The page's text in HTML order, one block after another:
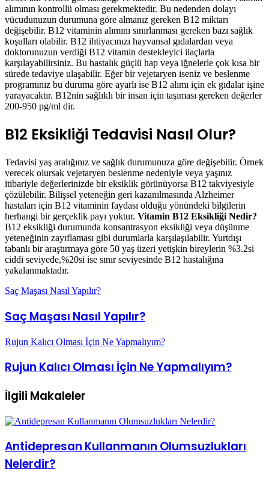
değişebilir. B12 vitaminin alımını sınırlanması gereken bazı sağlık
koşulları olabilir. B12 ihtiyacınızı hayvansal gıdalardan veya
doktorunuzun verdiği B12 vitamin destekleyici ilaçlarla
karşılayabilirsiniz. Bu hastalık güçlü hap veya iğnelerle çok kısa bir
sürede tedaviye ulaşabilir. Eğer bir vejetaryen iseniz ve beslenme
programınız bu duruma göre ayarlı ise B12 alımı için ek gıdalar işine
yarayacaktır. B12nin sağlıklı bir insan için taşıması gereken değerler
200-950 pg/ml dir.
B12 Eksikliği Tedavisi Nasıl Olur?
Tedavisi yaş aralığınız ve sağlık durumunuza göre değişebilir. Örnek
itibariyle değerlerinizde bir eksiklik görünüyorsa B12 takviyesiyle
çözülebilir. Bilişsel yeteneğin geri kazanılmasında Alzheimer
hastaları için B12 vitaminin faydası olduğu yönündeki bilgilerin
herhangi bir gerçeklik payı yoktur.Vitamin B12 Eksikliği Nedir?
B12 eksikliği durumunda konsantrasyon eksikliği veya düşünme
yeteneğinin zayıflaması gibi durumlarla karşılaşılabilir. Yurtdışı
tabanlı bir araştırmaya göre 50 yaş üzeri yetişkin bireylerin %3.2si
ciddi seviyede,%20si ise sınır seviyesinde B12 hastalığına
yakalanmaktadır.
Saç Maşası Nasıl Yapılır?
Saç Maşası Nasıl Yapılır?
Rujun Kalıcı Olması İçin Ne Yapmalıyım?
Rujun Kalıcı Olması İçin Ne Yapmalıyım?
İlgili Makaleler
Antidepresan Kullanmanın Olumsuzlukları
Nelerdir?